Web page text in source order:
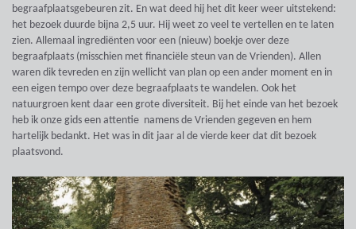
begraafplaatsgebeuren zit. En wat deed hij het dit keer weer uitstekend:
het bezoek duurde bijna 2,5 uur. Hij weet zo veel te vertellen en te laten
zien. Allemaal ingrediënten voor een (nieuw) boekje over deze
begraafplaats (misschien met financiële steun van de Vrienden). Allen
waren dik tevreden en zijn wellicht van plan op een ander moment en in
een eigen tempo over deze begraafplaats te wandelen. Ook het
natuurgroen kent daar een grote diversiteit. Bij het einde van het bezoek
heb ik onze gids een attentie namens de Vrienden gegeven en hem
hartelijk bedankt. Het was in dit jaar al de vierde keer dat dit bezoek
plaatsvond.